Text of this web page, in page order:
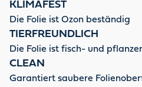
KLIMAFEST
Die Folie ist Ozon beständig
TIERFREUNDLICH
Die Folie ist fisch- und
CLEAN
Garantiert saubere